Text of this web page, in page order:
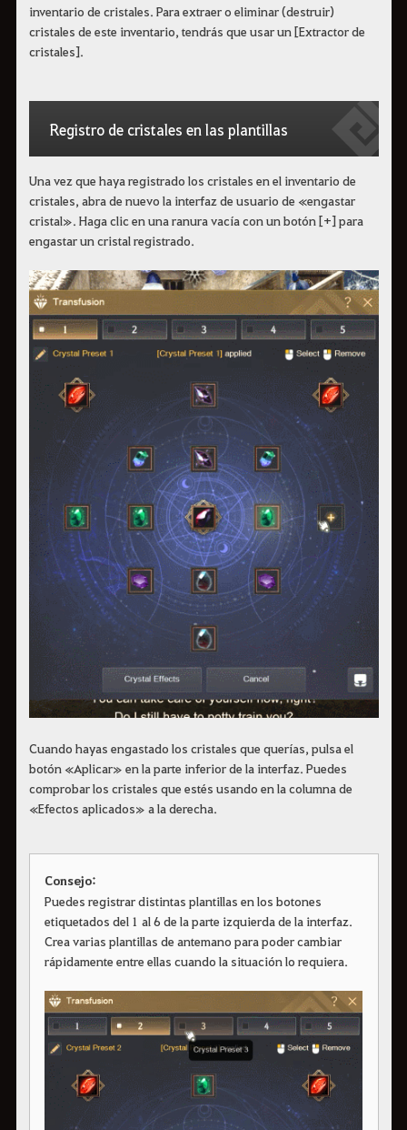
inventario de cristales. Para extraer o eliminar (destruir)
cristales de este inventario, tendrás que usar un [Extractor de
cristales].
Registro de cristales en las plantillas
Una vez que haya registrado los cristales en el inventario de
cristales, abra de nuevo la interfaz de usuario de «engastar
cristal». Haga clic en una ranura vacía con un botón [+] para
engastar un cristal registrado.
Cuando hayas engastado los cristales que querías, pulsa el
botón «Aplicar» en la parte inferior de la interfaz. Puedes
comprobar los cristales que estés usando en la columna de
«Efectos aplicados» a la derecha.
Consejo:
Puedes registrar distintas plantillas en los botones
etiquetados del 1 al 6 de la parte izquierda de la interfaz.
Crea varias plantillas de antemano para poder cambiar
rápidamente entre ellas cuando la situación lo requiera.